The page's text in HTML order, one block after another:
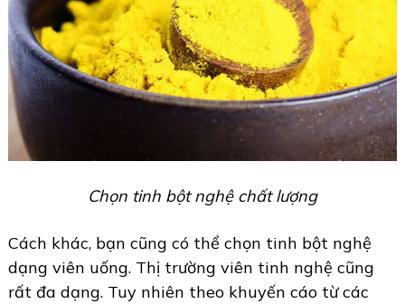
Chọn tinh bột nghệ chất lượng
Cách khác, bạn cũng có thể chọn tinh bột nghệ
dạng viên uống. Thị trường viên tinh nghệ cũng
rất đa dạng. Tuy nhiên theo khuyến cáo từ các